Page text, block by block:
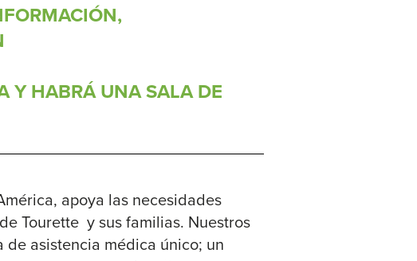
Y HABRÁ UNA SALA DE
apoya las necesidades
Tourette y sus familias. Nuestros
asistencia médica único; un